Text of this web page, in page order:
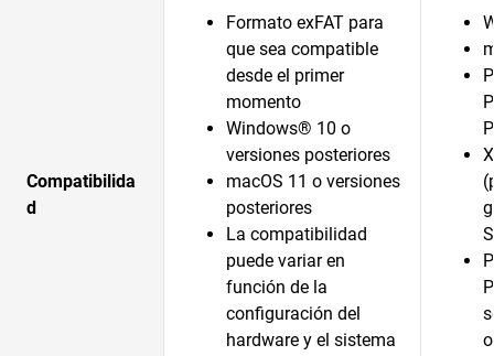
Compatibilida
d
Formato exFAT para
que sea compatible
desde el primer
momento
Windows® 10 o
versiones posteriores
macOS 11 o versiones
posteriores
La compatibilidad
puede variar en
función de la
configuración del
hardware y el sistema